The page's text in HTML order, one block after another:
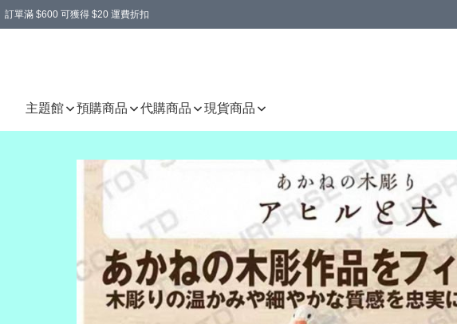
訂單滿 $600 可獲得 $20 運費折扣
主題館 預購商品 代購商品 現貨商品